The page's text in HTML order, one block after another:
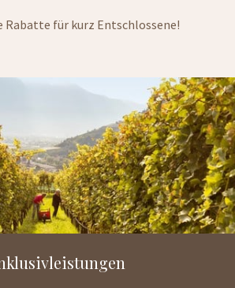
Rabatte für kurz Entschlossene!